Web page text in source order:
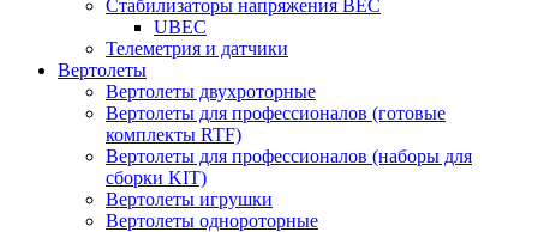
Стабилизаторы напряжения BEC
UBEC
Телеметрия и датчики
Вертолеты
Вертолеты двухроторные
Вертолеты для профессионалов (готовые
комплекты RTF)
Вертолеты для профессионалов (наборы для
сборки KIT)
Вертолеты игрушки
Вертолеты однороторные